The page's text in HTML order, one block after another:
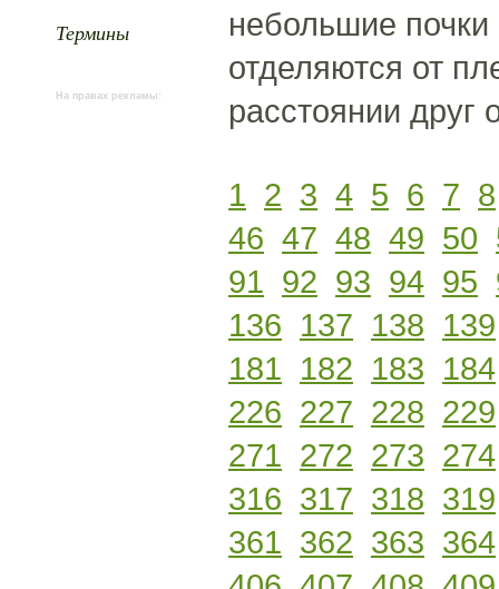
Термины
На правах рекламы:
небольшие почки
отделяются от
расстоянии друг
1 2 3 4 5 6 7 8
46 47 48 49 50
91 92 93 94 95
136 137 138 139
181 182 183 184
226 227 228 229
271 272 273 274
316 317 318 319
361 362 363 364